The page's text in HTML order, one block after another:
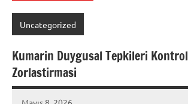
Uncategorized
Kumarin Duygusal Tepkileri
Zorlastirmasi